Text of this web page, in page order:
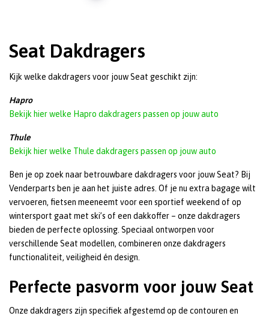
Seat Dakdragers
Kijk welke dakdragers voor jouw Seat geschikt zijn:
Hapro
Bekijk hier welke Hapro dakdragers passen op jouw auto
Thule
Bekijk hier welke Thule dakdragers passen op jouw auto
Ben je op zoek naar betrouwbare dakdragers voor jouw Seat? Bij
Venderparts ben je aan het juiste adres. Of je nu extra bagage wilt
vervoeren, fietsen meeneemt voor een sportief weekend of op
wintersport gaat met ski’s of een dakkoffer – onze dakdragers
bieden de perfecte oplossing. Speciaal ontworpen voor
verschillende Seat modellen, combineren onze dakdragers
functionaliteit, veiligheid én design.
Perfecte pasvorm voor jouw Seat
Onze dakdragers zijn specifiek afgestemd op de contouren en